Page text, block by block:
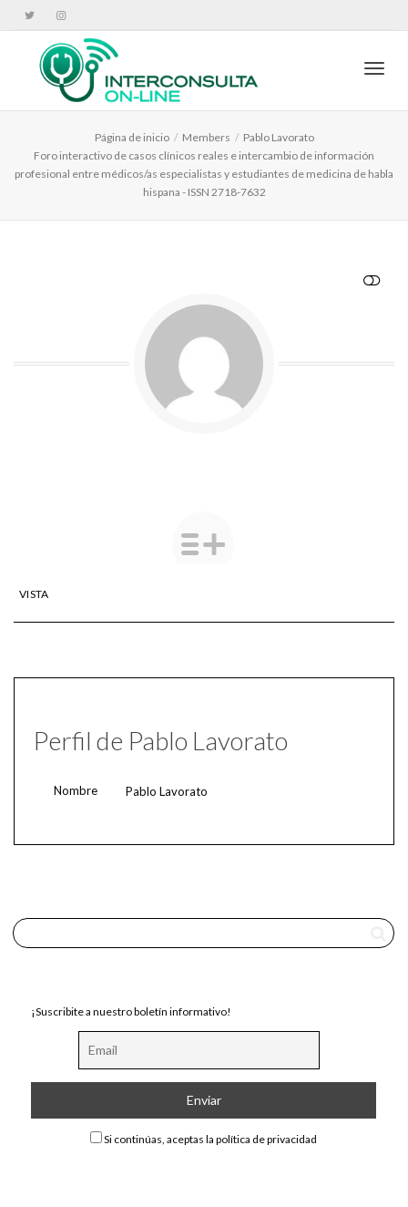
Página de inicio Members
Pablo Lavorato
Foro interactivo de casos clínicos reales e intercambio de información
profesional entre médicos/as especialistas y estudiantes de medicina de habla
hispana - ISSN 2718-7632
VISTA
Perfil de Pablo Lavorato
Nombre Pablo Lavorato
¡Suscribite a nuestro boletín informativo!
Si continúas, aceptas la política de privacidad